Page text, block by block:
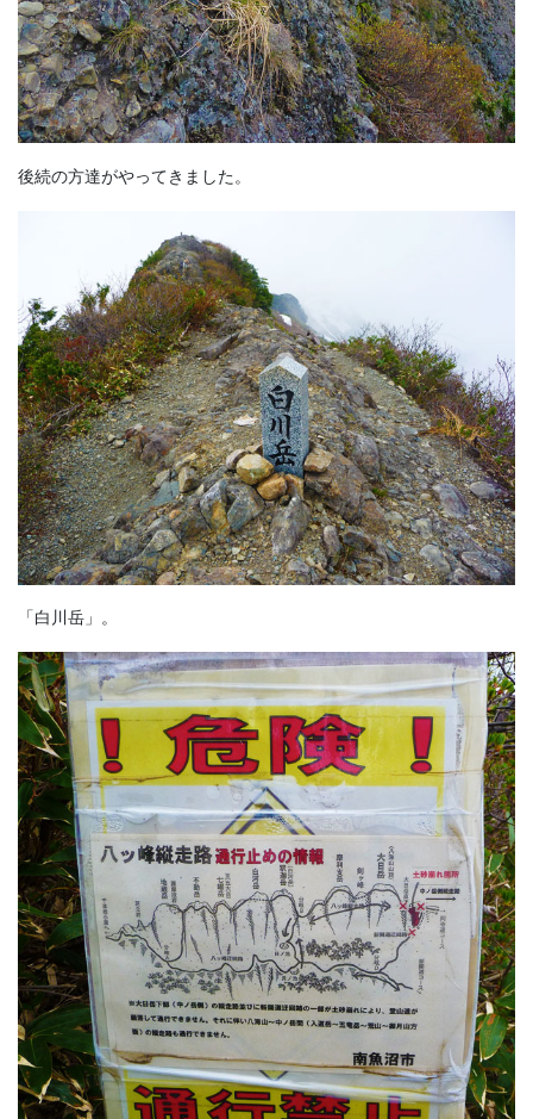
後続の方達がやってきました。
「白川岳」。